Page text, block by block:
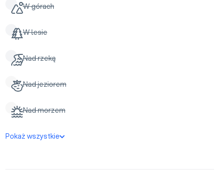
W górach
W lesie
Nad rzeką
Nad jeziorem
Nad morzem
Pokaż wszystkie